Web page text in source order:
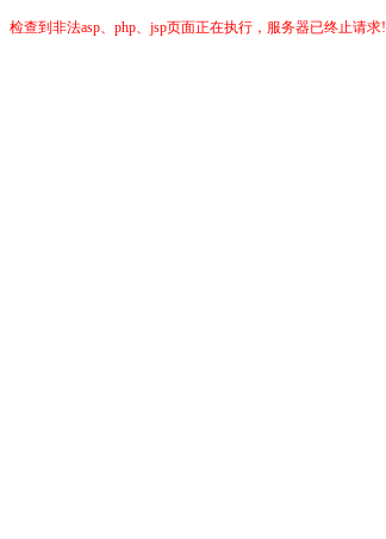
检查到非法asp、php、jsp页面正在执行，服务器已终止请求!